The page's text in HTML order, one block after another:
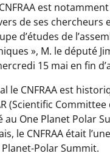
est
de ses
d’études de
», M. le député
15 mai en fin
le CNFRAA est
(Scientific
One Planet Polar
le CNFRAA était
Polar Summit.